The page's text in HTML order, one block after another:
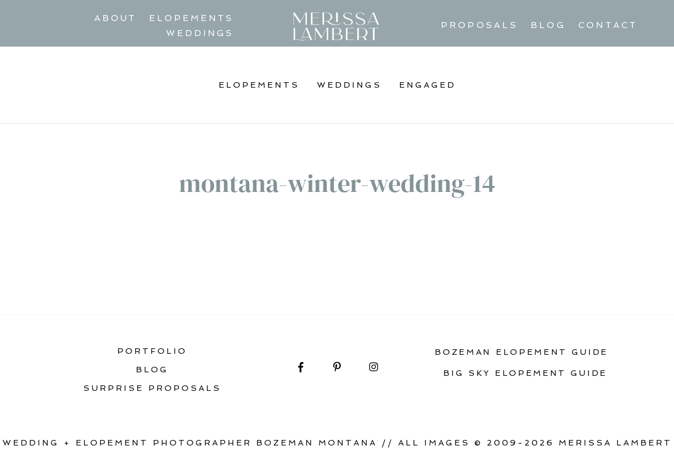
ABOUT
ELOPEMENTS
WEDDINGS
PROPOSALS BLOG CONTACT
ELOPEMENTS WEDDINGS ENGAGED
montana-winter-wedding-14
PORTFOLIO
BLOG
SURPRISE PROPOSALS
BOZEMAN ELOPEMENT GUIDE
BIG SKY ELOPEMENT GUIDE
WEDDING + ELOPEMENT PHOTOGRAPHER BOZEMAN MONTANA // ALL IMAGES © 2009-2026 MERISSA LAMBERT